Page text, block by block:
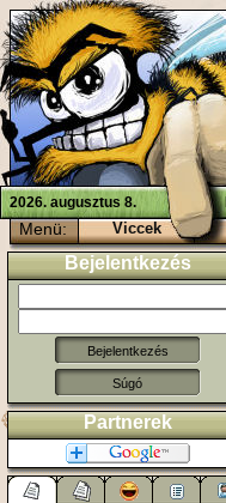
2026. augusztus 8.
Menü: Viccek
Bejelentkezés
Súgó
Partnerek